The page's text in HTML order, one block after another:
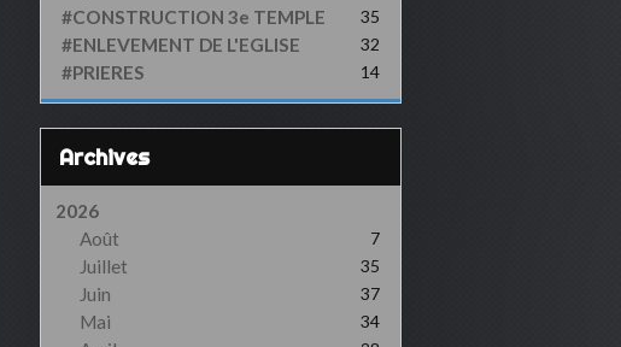
#CONSTRUCTION 3e TEMPLE 35
#ENLEVEMENT DE L'EGLISE 32
#PRIERES 14
Archives
2026
Août
7
Juillet 35
Juin 37
Mai 34